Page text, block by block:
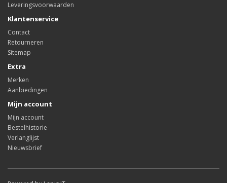
Leveringsvoorwaarden
Klantenservice
Contact
Retourneren
Sitemap
Extra
Merken
Aanbiedingen
Mijn account
Mijn account
Bestelhistorie
Verlanglijst
Nieuwsbrief